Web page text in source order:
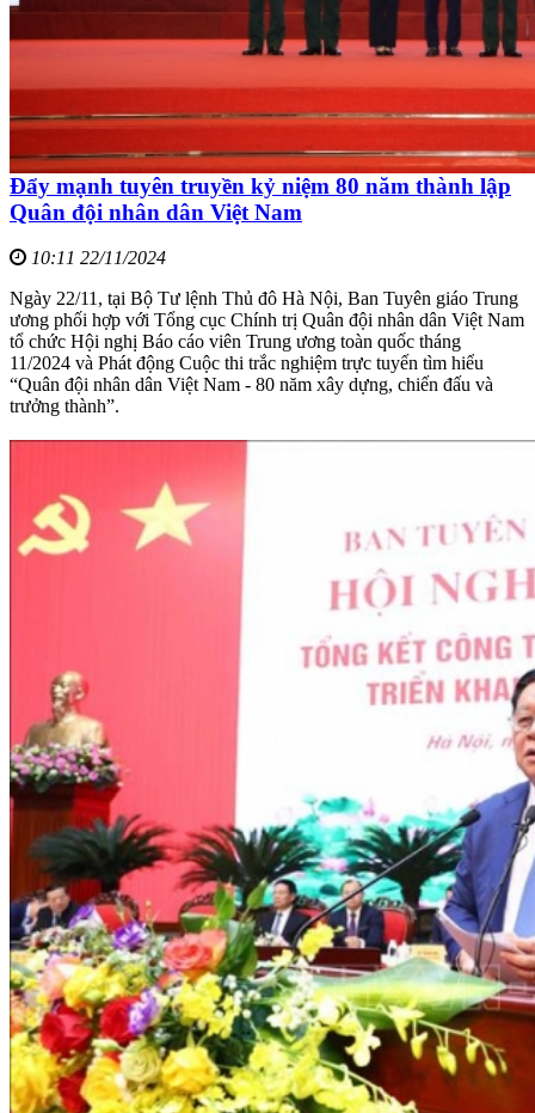
Đẩy mạnh tuyên truyền kỷ niệm 80 năm thành lập
Quân đội nhân dân Việt Nam
10:11 22/11/2024
Ngày 22/11, tại Bộ Tư lệnh Thủ đô Hà Nội, Ban Tuyên giáo Trung
ương phối hợp với Tổng cục Chính trị Quân đội nhân dân Việt Nam
tổ chức Hội nghị Báo cáo viên Trung ương toàn quốc tháng
11/2024 và Phát động Cuộc thi trắc nghiệm trực tuyến tìm hiểu
“Quân đội nhân dân Việt Nam - 80 năm xây dựng, chiến đấu và
trưởng thành”.